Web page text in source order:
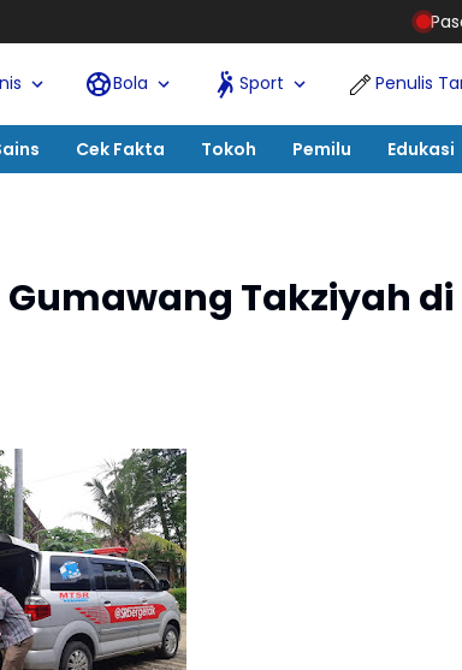
Pasca-Banjir Aceh
Bola Sport Penulis
Cek Fakta Tokoh Pemilu Edukasi
Takziyah di